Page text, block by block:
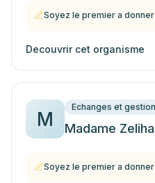
Soyez le premier a
Decouvrir cet organisme
M
Echanges et gestion
Madame
Soyez le premier a